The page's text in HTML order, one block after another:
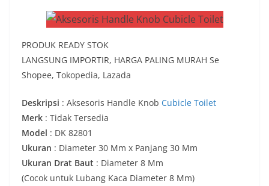
PRODUK READY STOK
LANGSUNG IMPORTIR, HARGA PALING MURAH Se
Shopee, Tokopedia, Lazada
Deskripsi : Aksesoris Handle Knob Cubicle Toilet
Merk : Tidak Tersedia
Model : DK 82801
Ukuran : Diameter 30 Mm x Panjang 30 Mm
Ukuran Drat Baut : Diameter 8 Mm
(Cocok untuk Lubang Kaca Diameter 8 Mm)